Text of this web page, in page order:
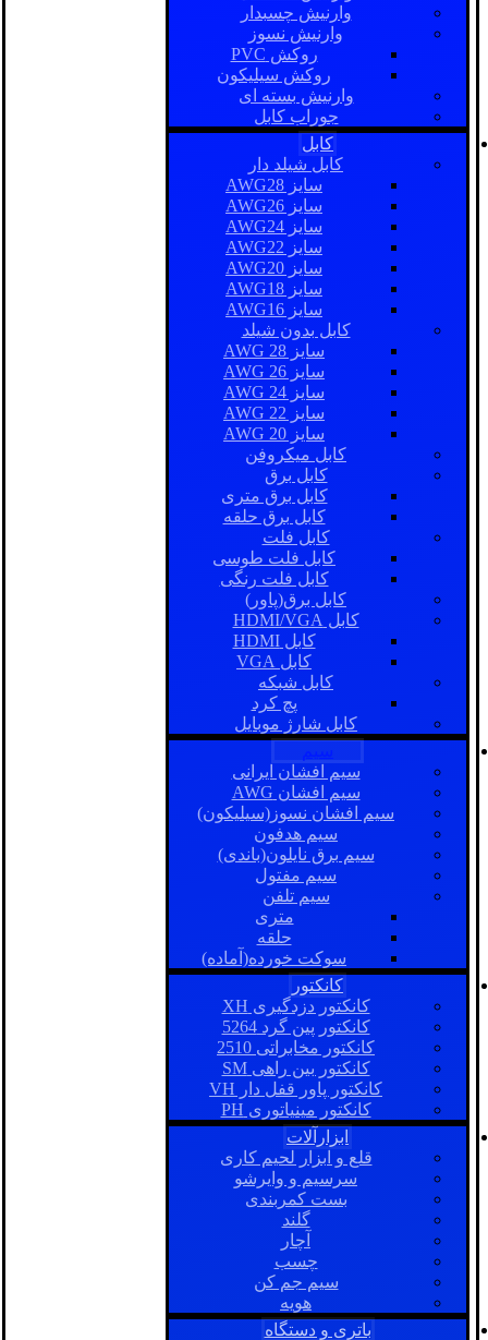
وارنیش چسبدار
وارنیش نسوز
روکش PVC
روکش سیلیکون
وارنیش بسته ای
جوراب کابل
کابل
کابل شیلد دار
سایز AWG28
سایز AWG26
سایز AWG24
سایز AWG22
سایز AWG20
سایز AWG18
سایز AWG16
کابل بدون شیلد
سایز AWG 28
سایز AWG 26
سایز AWG 24
سایز AWG 22
سایز AWG 20
کابل میکروفن
کابل برق
کابل برق متری
کابل برق حلقه
کابل فلت
کابل فلت طوسی
کابل فلت رنگی
کابل برق(پاور)
کابل HDMI/VGA
کابل HDMI
کابل VGA
کابل شبکه
پچ کرد
کابل شارژ موبایل
سیم افشان ایرانی
سیم افشان AWG
سیم افشان نسوز(سیلیکون)
سیم هدفون
سیم برق نایلون(باندی)
سیم مفتول
سیم تلفن
متری
حلقه
سوکت خورده(آماده)
کانکتور
کانکتور دزدگیری XH
کانکتور پین گرد 5264
کانکتور مخابراتی 2510
کانکتور بین راهی SM
کانکتور پاور قفل دار VH
کانکتور مینیاتوری PH
ابزارآلات
قلع و ابزار لحیم کاری
سرسیم و وایرشو
بست کمربندی
گلند
آچار
چسب
سیم جم کن
هویه
باتری و دستگاه